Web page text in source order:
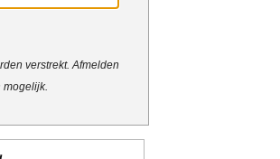
verstrekt. Afmelden
mogelijk.